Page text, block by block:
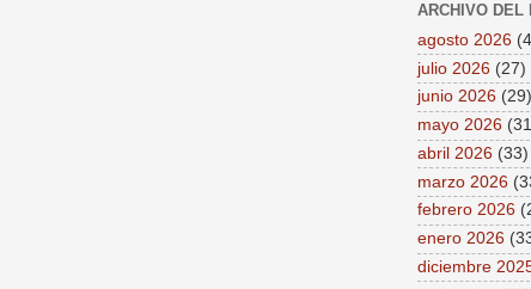
ARCHIVO DEL
agosto 2026
julio 2026 (27)
junio 2026 (29)
mayo 2026
abril 2026 (33)
marzo 2026
febrero 2026
enero 2026
diciembre